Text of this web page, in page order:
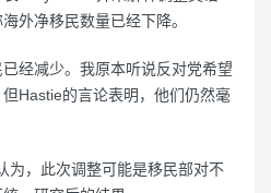
外净移民数量已经下降。
经减少。我原本听说反对党希望
Hastie的言论表明，他们仍然毫
为，此次调整可能是移民部对不